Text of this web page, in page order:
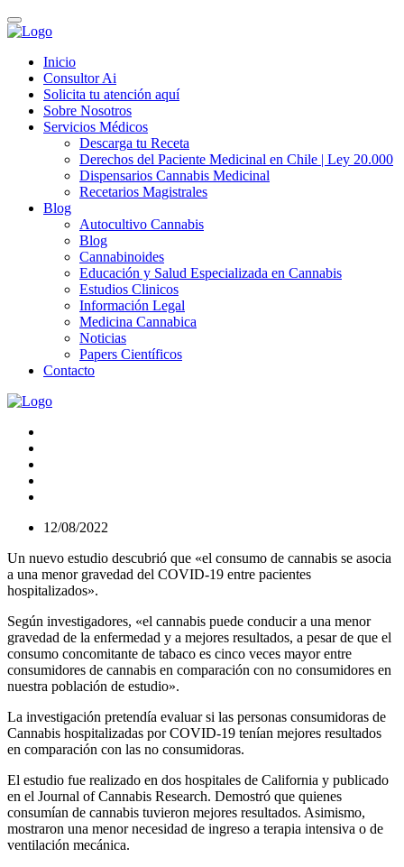
Inicio
Consultor Ai
Solicita tu atención aquí
Sobre Nosotros
Servicios Médicos
Descarga tu Receta
Derechos del Paciente Medicinal en Chile | Ley 20.000
Dispensarios Cannabis Medicinal
Recetarios Magistrales
Blog
Autocultivo Cannabis
Blog
Cannabinoides
Educación y Salud Especializada en Cannabis
Estudios Clinicos
Información Legal
Medicina Cannabica
Noticias
Papers Científicos
Contacto
12/08/2022
Un nuevo estudio descubrió que «el consumo de cannabis se asocia
a una menor gravedad del COVID-19 entre pacientes
hospitalizados».
Según investigadores, «el cannabis puede conducir a una menor
gravedad de la enfermedad y a mejores resultados, a pesar de que el
consumo concomitante de tabaco es cinco veces mayor entre
consumidores de cannabis en comparación con no consumidores en
nuestra población de estudio».
La investigación pretendía evaluar si las personas consumidoras de
Cannabis hospitalizadas por COVID-19 tenían mejores resultados
en comparación con las no consumidoras.
El estudio fue realizado en dos hospitales de California y publicado
en el Journal of Cannabis Research. Demostró que quienes
consumían de cannabis tuvieron mejores resultados. Asimismo,
mostraron una menor necesidad de ingreso a terapia intensiva o de
ventilación mecánica.